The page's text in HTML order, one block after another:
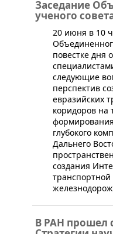
Заседание
ученого
​20 июня в 10
повестке дня
следующие
перспектив
евразийских
коридоров на
глубокого
Дальнего
создания
В РАН прошел